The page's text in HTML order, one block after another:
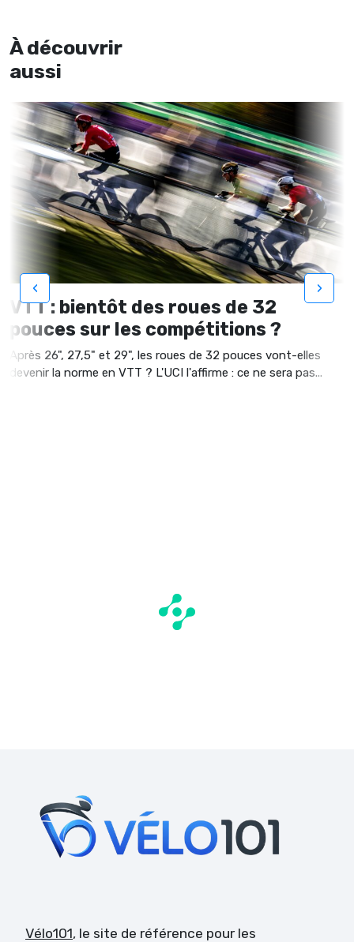
À découvrir
aussi
VTT : bientôt des roues de 32
pouces sur les compétitions ?
Après 26", 27,5" et 29", les roues de 32 pouces vont-elles
devenir la norme en VTT ? L'UCI l'affirme : ce ne sera pas...
‹ ›
Vélo101, le site de référence pour les